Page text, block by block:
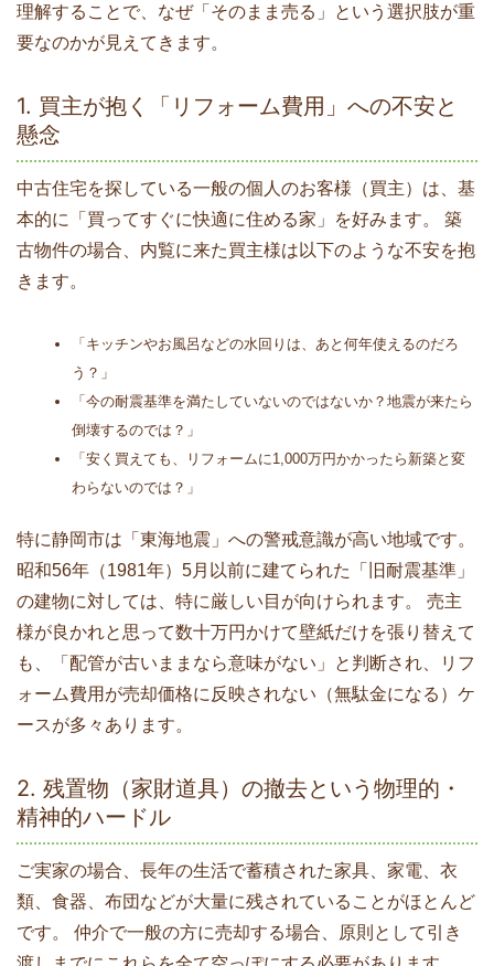
理解することで、なぜ「そのまま売る」という選択肢が重
要なのかが見えてきます。
1. 買主が抱く「リフォーム費用」への不安と
懸念
中古住宅を探している一般の個人のお客様（買主）は、基
本的に「買ってすぐに快適に住める家」を好みます。 築
古物件の場合、内覧に来た買主様は以下のような不安を抱
きます。
「キッチンやお風呂などの水回りは、あと何年使えるのだろ
う？」
「今の耐震基準を満たしていないのではないか？地震が来たら
倒壊するのでは？」
「安く買えても、リフォームに1,000万円かかったら新築と変
わらないのでは？」
特に静岡市は「東海地震」への警戒意識が高い地域です。
昭和56年（1981年）5月以前に建てられた「旧耐震基準」
の建物に対しては、特に厳しい目が向けられます。 売主
様が良かれと思って数十万円かけて壁紙だけを張り替えて
も、「配管が古いままなら意味がない」と判断され、リフ
ォーム費用が売却価格に反映されない（無駄金になる）ケ
ースが多々あります。
2. 残置物（家財道具）の撤去という物理的・
精神的ハードル
ご実家の場合、長年の生活で蓄積された家具、家電、衣
類、食器、布団などが大量に残されていることがほとんど
です。 仲介で一般の方に売却する場合、原則として引き